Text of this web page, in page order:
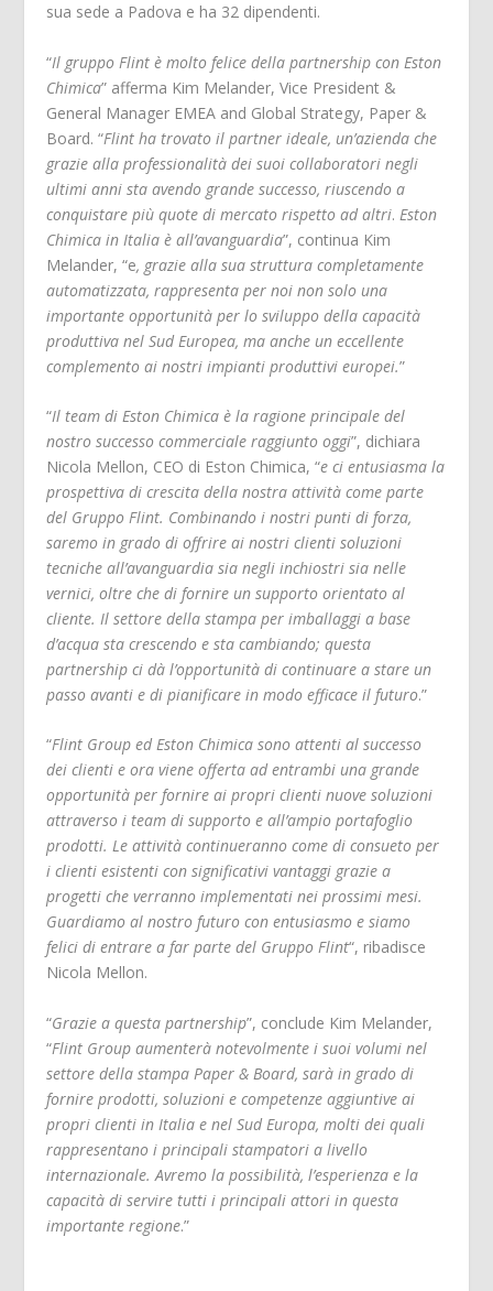
sua sede a Padova e ha 32 dipendenti.
“Il gruppo Flint è molto felice della partnership con Eston
Chimica” afferma Kim Melander, Vice President &
General Manager EMEA and Global Strategy, Paper &
Board. “Flint ha trovato il partner ideale, un’azienda che
grazie alla professionalità dei suoi collaboratori negli
ultimi anni sta avendo grande successo, riuscendo a
conquistare più quote di mercato rispetto ad altri. Eston
Chimica in Italia è all’avanguardia”, continua Kim
Melander, “e, grazie alla sua struttura completamente
automatizzata, rappresenta per noi non solo una
importante opportunità per lo sviluppo della capacità
produttiva nel Sud Europea, ma anche un eccellente
complemento ai nostri impianti produttivi europei.”
“Il team di Eston Chimica è la ragione principale del
nostro successo commerciale raggiunto oggi”, dichiara
Nicola Mellon, CEO di Eston Chimica, “e ci entusiasma la
prospettiva di crescita della nostra attività come parte
del Gruppo Flint. Combinando i nostri punti di forza,
saremo in grado di offrire ai nostri clienti soluzioni
tecniche all’avanguardia sia negli inchiostri sia nelle
vernici, oltre che di fornire un supporto orientato al
cliente. Il settore della stampa per imballaggi a base
d’acqua sta crescendo e sta cambiando; questa
partnership ci dà l’opportunità di continuare a stare un
passo avanti e di pianificare in modo efficace il futuro.”
“Flint Group ed Eston Chimica sono attenti al successo
dei clienti e ora viene offerta ad entrambi una grande
opportunità per fornire ai propri clienti nuove soluzioni
attraverso i team di supporto e all’ampio portafoglio
prodotti. Le attività continueranno come di consueto per
i clienti esistenti con significativi vantaggi grazie a
progetti che verranno implementati nei prossimi mesi.
Guardiamo al nostro futuro con entusiasmo e siamo
felici di entrare a far parte del Gruppo Flint“, ribadisce
Nicola Mellon.
“Grazie a questa partnership”, conclude Kim Melander,
“Flint Group aumenterà notevolmente i suoi volumi nel
settore della stampa Paper & Board, sarà in grado di
fornire prodotti, soluzioni e competenze aggiuntive ai
propri clienti in Italia e nel Sud Europa, molti dei quali
rappresentano i principali stampatori a livello
internazionale. Avremo la possibilità, l’esperienza e la
capacità di servire tutti i principali attori in questa
importante regione.”